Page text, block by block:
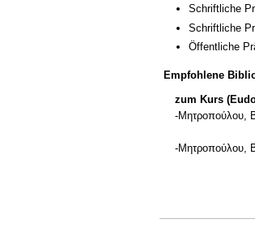
Schriftliche
Schriftliche
Öffentliche
Empfohlene
zum Kurs
-Μητροπούλου,
-Μητροπούλου,